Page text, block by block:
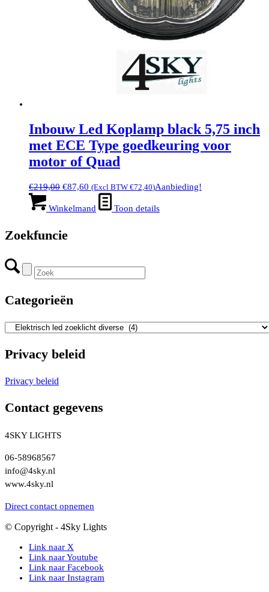
Inbouw Led Koplamp black 5,75 inch
met ECE Type goedkeuring voor
motor of Quad
€219,00 Oorspronkelijke
was:
€87,60 Huidige
prijs
is:
(Excl BTW €72,40)Aanbieding!
Winkelmand Toon details
Zoekfuncie
Categorieën
Privacy beleid
Privacy beleid
Contact gegevens
4SKY LIGHTS
06-58968567
info@4sky.nl
www.4sky.nl
Direct contact opnemen
© Copyright - 4Sky Lights
Link naar X
Link naar Youtube
Link naar Facebook
Link naar Instagram